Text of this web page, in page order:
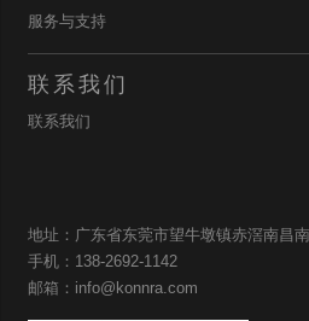
服务与支持
联系我们
联系我们
地址：广东省东莞市望牛墩镇赤滘南昌
手机：138-2692-1142
邮箱：info@konnra.com